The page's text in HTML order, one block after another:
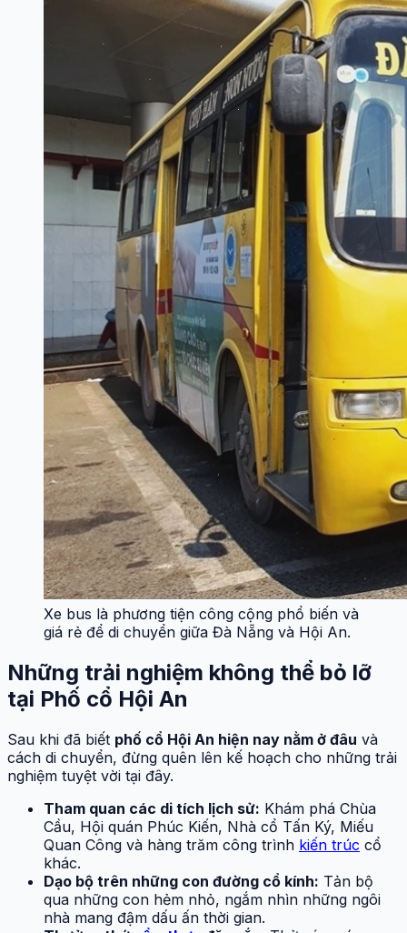
Xe bus là phương tiện công cộng phổ biến và
giá rẻ để di chuyển giữa Đà Nẵng và Hội An.
Những trải nghiệm không thể bỏ lỡ
tại Phố cổ Hội An
Sau khi đã biết phố cổ Hội An hiện nay nằm ở đâu và
cách di chuyển, đừng quên lên kế hoạch cho những trải
nghiệm tuyệt vời tại đây.
Tham quan các di tích lịch sử: Khám phá Chùa
Cầu, Hội quán Phúc Kiến, Nhà cổ Tấn Ký, Miếu
Quan Công và hàng trăm công trình kiến trúc cổ
khác.
Dạo bộ trên những con đường cổ kính: Tản bộ
qua những con hẻm nhỏ, ngắm nhìn những ngôi
nhà mang đậm dấu ấn thời gian.